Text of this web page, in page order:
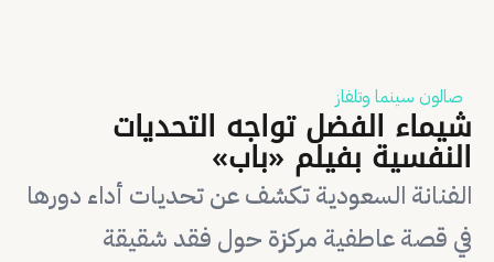
صالون سينما وتلفاز
شيماء الفضل تواجه التحديات
النفسية بفيلم «باب»
الفنانة السعودية تكشف عن تحديات أداء دورها
في قصة عاطفية مركزة حول فقد شقيقة